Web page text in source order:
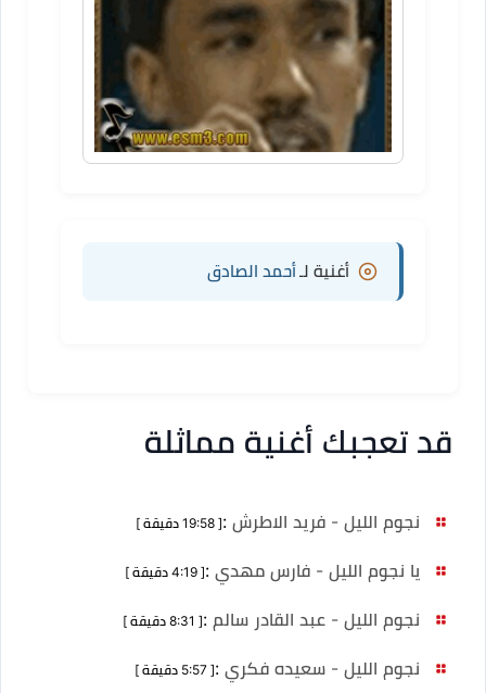
أغنية لـأحمد الصادق
قد تعجبك أغنية مماثلة
نجوم الليل - فريد الاطرش :[ 19:58 دقيقة ]
يا نجوم الليل - فارس مهدي :[ 4:19 دقيقة ]
نجوم الليل - عبد القادر سالم :[ 8:31 دقيقة ]
نجوم الليل - سعيده فكري :[ 5:57 دقيقة ]